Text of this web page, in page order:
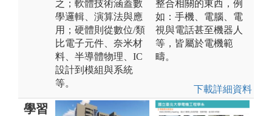
之；軟體技術涵蓋數
學邏輯、演算法與應
用；硬體則從數位/類
比電子元件、奈米材
料、半導體物理、IC
設計到模組與系統
等。
整合相關的東西，例
如：手機、電腦、電
視與電話甚至機器人
等，皆屬於電機範
疇。
下載詳細資料
學習